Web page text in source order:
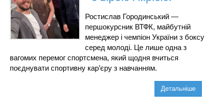
Ростислав Городинський —
першокурсник ВТФК, майбутній
менеджер і чемпіон України з боксу
серед молоді. Це лише одна з
вагомих перемог спортсмена, який щодня вчиться
поєднувати спортивну кар’єру з навчанням.
Детальніше